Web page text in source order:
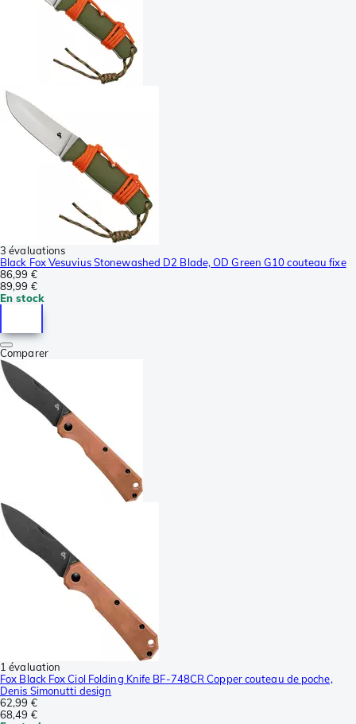
3 évaluations
Black Fox Vesuvius Stonewashed D2 Blade, OD Green G10 couteau fixe
86,99 €
89,99 €
En stock
Comparer
1 évaluation
Fox Black Fox Ciol Folding Knife BF-748CR Copper couteau de poche,
Denis Simonutti design
62,99 €
68,49 €